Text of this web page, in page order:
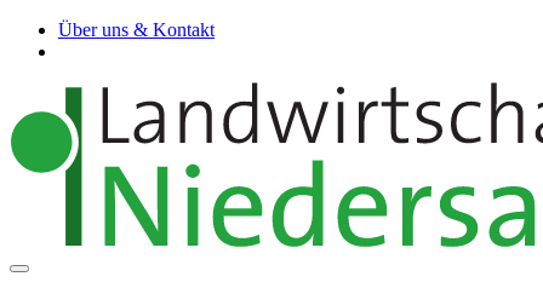
Über uns & Kontakt